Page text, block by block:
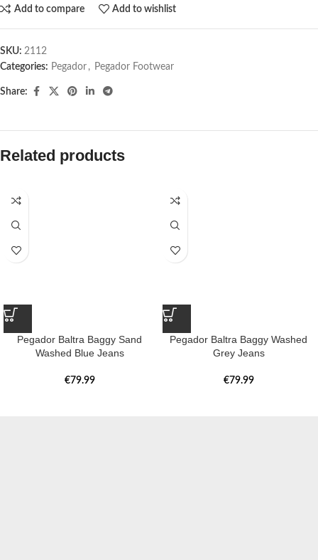
Add to compare Add to wishlist
SKU: 2112
Categories: Pegador​ , Pegador Footwear
Share:
Related products
Pegador Baltra Baggy Sand
Washed Blue Jeans
€79.99
Pegador Baltra Baggy Washed
Grey Jeans
€79.99